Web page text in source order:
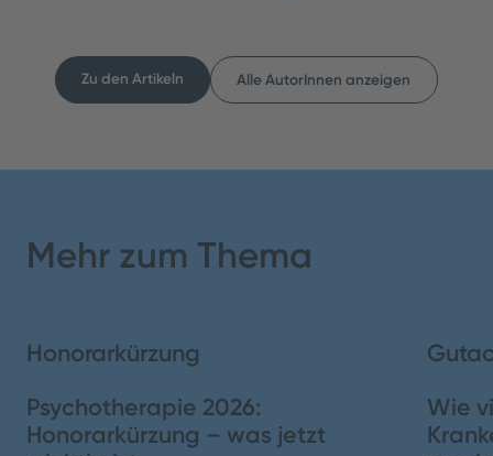
Zu den Artikeln Alle AutorInnen anzeigen
1. Die Eckpunkte des Pflegekompetenzgesetzes im
Überblick
Änderungen
3. Was ist eine Advanced Practise Nurse?
Mehr zum Thema
Honorarkürzung
Psychotherapie 2026:
Honorarkürzung – was jetzt
Wie